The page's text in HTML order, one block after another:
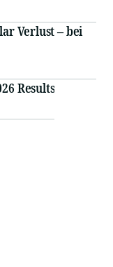
Verlust – bei
Results